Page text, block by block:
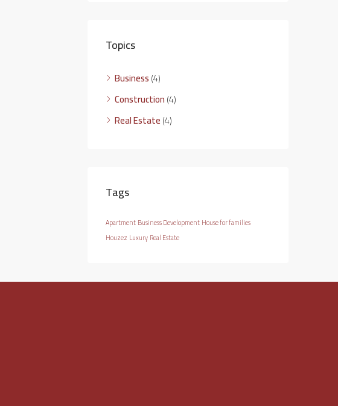
Topics
Business(4)
Construction(4)
Real Estate(4)
Tags
Apartment Business Development House for families
Houzez Luxury Real Estate